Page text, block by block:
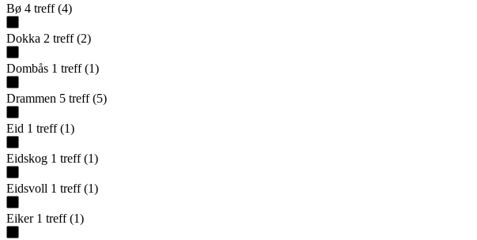
Bø 4 treff (4)
Dokka 2 treff (2)
Dombås 1 treff (1)
Drammen 5 treff (5)
Eid 1 treff (1)
Eidskog 1 treff (1)
Eidsvoll 1 treff (1)
Eiker 1 treff (1)